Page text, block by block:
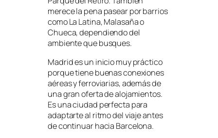
merece la pena pasear por barrios
como La Latina, Malasaña o
Chueca, dependiendo del
ambiente que busques.
Madrid es un inicio muy práctico
porque tiene buenas conexiones
aéreas y ferroviarias, además de
una gran oferta de alojamientos.
Es una ciudad perfecta para
adaptarte al ritmo del viaje antes
de continuar hacia Barcelona.